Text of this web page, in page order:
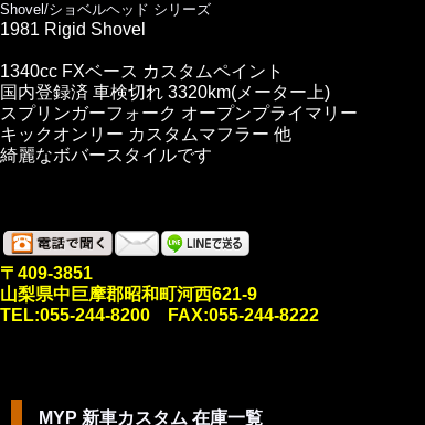
Shovel/ショベルヘッド シリーズ
1981 Rigid Shovel
1340cc FXベース カスタムペイント
国内登録済 車検切れ 3320km(メーター上)
スプリンガーフォーク オープンプライマリー
キックオンリー カスタムマフラー 他
綺麗なボバースタイルです
〒409-3851
山梨県中巨摩郡昭和町河西621-9
TEL:055-244-8200 FAX:055-244-8222
MYP 新車カスタム 在庫一覧